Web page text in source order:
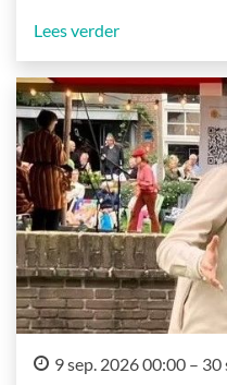
Lees verder
9 sep. 2026 00:00 –